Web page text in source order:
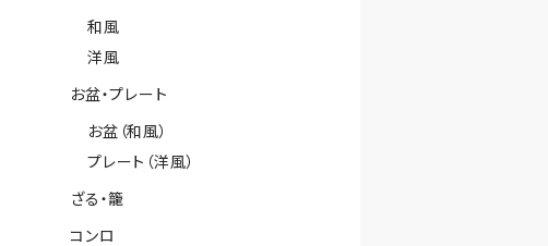
和風
洋風
お盆・プレート
お盆（和風）
プレート（洋風）
ざる・籠
コンロ